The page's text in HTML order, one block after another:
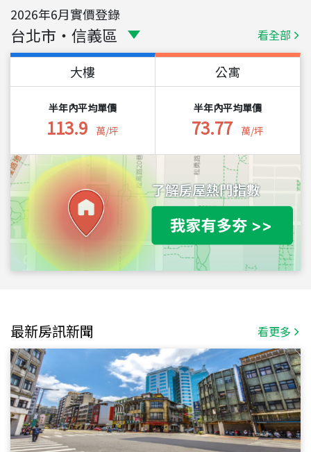
2026年6月實價登錄
台北市 ・ 信義區 看全部
大樓
半年內平均單價
113.9 萬/坪
公寓
半年內平均單價
73.77 萬/坪
最新房訊新聞 看更多